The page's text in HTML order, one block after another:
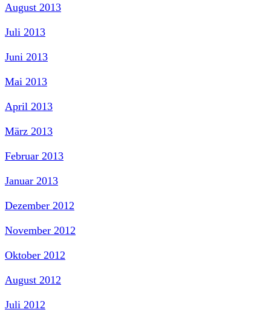
August 2013
Juli 2013
Juni 2013
Mai 2013
April 2013
März 2013
Februar 2013
Januar 2013
Dezember 2012
November 2012
Oktober 2012
August 2012
Juli 2012